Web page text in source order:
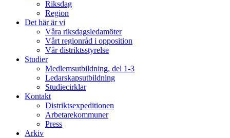
Riksdag
Region
Det här är vi
Våra riksdagsledamöter
Vårt regionråd i opposition
Vår distriktsstyrelse
Studier
Medlemsutbildning, del 1-3
Ledarskapsutbildning
Studiecirklar
Kontakt
Distriktsexpeditionen
Arbetarekommuner
Press
Arkiv